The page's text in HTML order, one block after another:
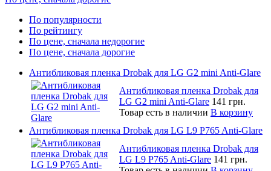
По популярности
По рейтингу
По цене, сначала недорогие
По цене, сначала дорогие
Антибликовая пленка Drobak для LG G2 mini Anti-Glare
Антибликовая пленка Drobak для
LG G2 mini Anti-Glare 141 грн.
Товар есть в наличии В корзину
Антибликовая пленка Drobak для LG L9 P765 Anti-Glare
Антибликовая пленка Drobak для
LG L9 P765 Anti-Glare 141 грн.